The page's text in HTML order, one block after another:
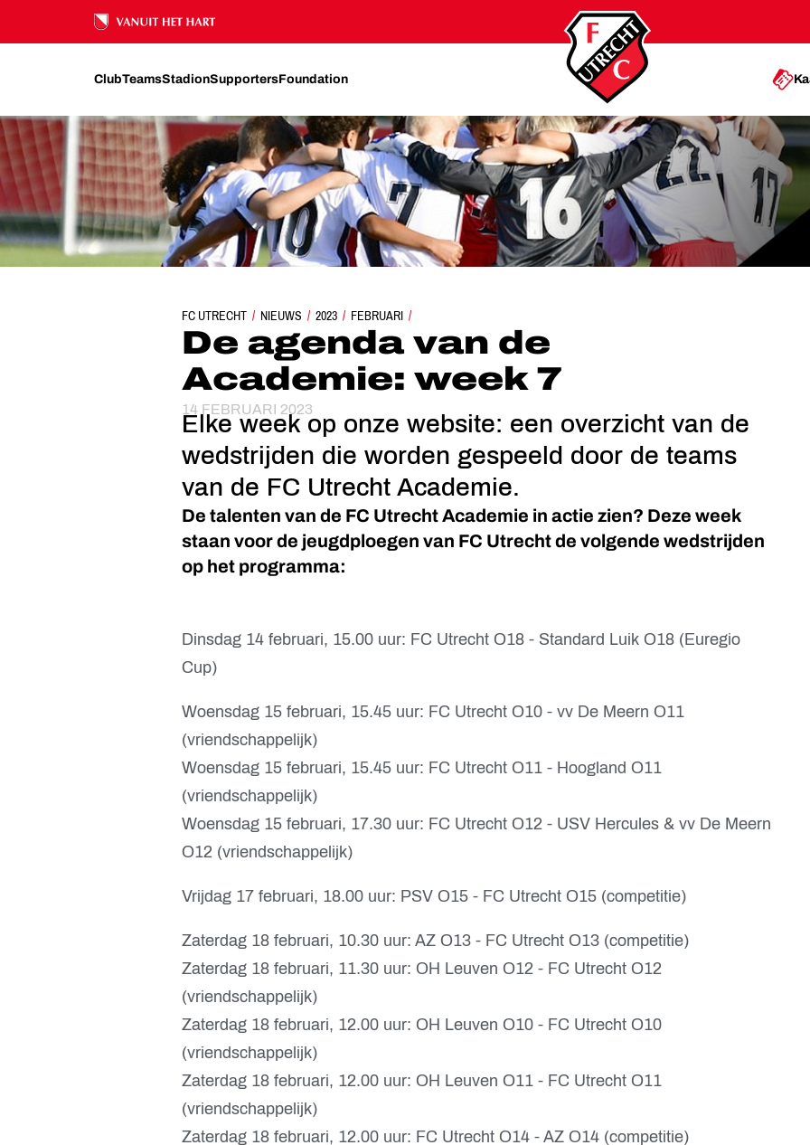
Ons nalatenschap
ClubTeamsStadionSupportersFoundation
FC UTRECHT NIEUWS 2023 FEBRUARI
DE AGENDA VAN DE ACADEMIE: WEEK 7
De agenda van de
Academie: week 7
14 FEBRUARI 2023
Elke week op onze website: een overzicht van de
wedstrijden die worden gespeeld door de teams
van de FC Utrecht Academie.
De talenten van de FC Utrecht Academie in actie zien? Deze week
staan voor de jeugdploegen van FC Utrecht de volgende wedstrijden
op het programma:
Dinsdag 14 februari, 15.00 uur: FC Utrecht O18 - Standard Luik O18 (Euregio
Cup)
Woensdag 15 februari, 15.45 uur: FC Utrecht O10 - vv De Meern O11
(vriendschappelijk)
Woensdag 15 februari, 15.45 uur: FC Utrecht O11 - Hoogland O11
(vriendschappelijk)
Woensdag 15 februari, 17.30 uur: FC Utrecht O12 - USV Hercules & vv De Meern
O12 (vriendschappelijk)
Vrijdag 17 februari, 18.00 uur: PSV O15 - FC Utrecht O15 (competitie)
Zaterdag 18 februari, 10.30 uur: AZ O13 - FC Utrecht O13 (competitie)
Zaterdag 18 februari, 11.30 uur: OH Leuven O12 - FC Utrecht O12
(vriendschappelijk)
Zaterdag 18 februari, 12.00 uur: OH Leuven O10 - FC Utrecht O10
(vriendschappelijk)
Zaterdag 18 februari, 12.00 uur: OH Leuven O11 - FC Utrecht O11
(vriendschappelijk)
Zaterdag 18 februari, 12.00 uur: FC Utrecht O14 - AZ O14 (competitie)